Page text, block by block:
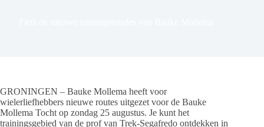
GRONINGEN – Bauke Mollema heeft voor
wielerliefhebbers nieuwe routes uitgezet voor de Bauke
Mollema Tocht op zondag 25 augustus. Je kunt het
trainingsgebied van de prof van Trek-Segafredo ontdekken in